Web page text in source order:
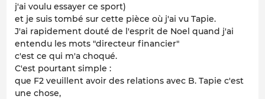
j'ai voulu essayer ce sport)
et je suis tombé sur cette pièce où j'ai vu Tapie.
J'ai rapidement douté de l'esprit de Noel quand j'ai
entendu les mots "directeur financier"
c'est ce qui m'a choqué.
C'est pourtant simple :
que F2 veuillent avoir des relations avec B. Tapie c'est
une chose,